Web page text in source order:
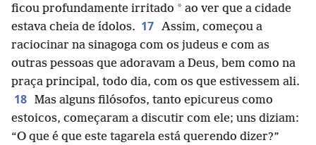
ficou profundamente irritado * ao ver que a cidade
estava cheia de ídolos. 17 Assim, começou a
raciocinar na sinagoga com os judeus e com as
outras pessoas que adoravam a Deus, bem como na
praça principal, todo dia, com os que estivessem ali.
18 Mas alguns filósofos, tanto epicureus como
estoicos, começaram a discutir com ele; uns diziam:
“O que é que este tagarela está querendo dizer?”